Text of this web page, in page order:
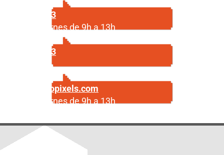
687 29 56 23
Lunes a viernes de 9h a 13h
687 29 56 23
info@centropixels.com
Lunes a viernes de 9h a 13h